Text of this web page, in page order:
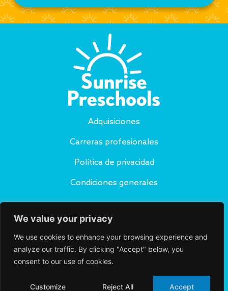
We value your privacy
We use cookies to enhance your browsing experience and
analyze our traffic. By clicking "Accept" below, you
consent to our use of cookies.
Customize Reject All Accept
Adquisiciones
Carreras profesionales
Política de privacidad
Condiciones generales
lt
e
Conéctese con nosotros